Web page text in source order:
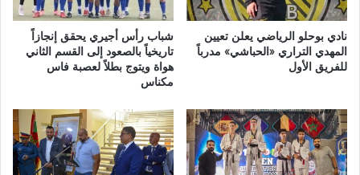
ا
ؤ
ل
ا
و
ل
ا
ل
أ
غ
ن
ا
ا
ل
م
ا
نادي بوحلو الرياضي يعلن تعيين
المهدي التراري «الحباشي» مدرباً
للفريق الأول
شباب رأس أجيري يحقق إنجازاً
تاريخياً بالصعود إلى القسم الثاني
هواة ويتوج بطلاً لعصبة فاس
مكناس